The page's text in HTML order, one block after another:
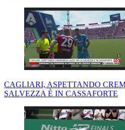
CAGLIARI, ASPETTANDO
SALVEZZA È IN CASSAFORTE